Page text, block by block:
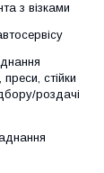
з візками
стійки
роздачi